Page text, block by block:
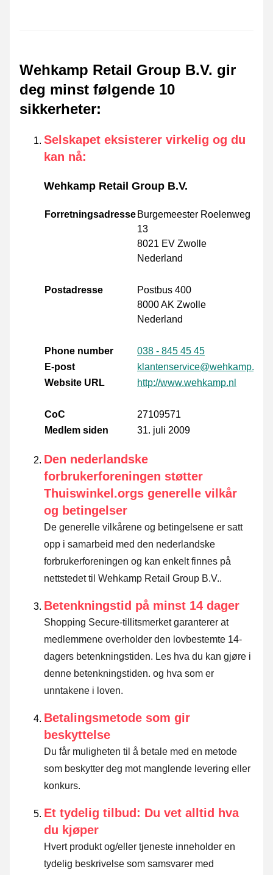
Wehkamp Retail Group B.V. gir
deg minst følgende 10
sikkerheter:
Selskapet eksisterer virkelig og du
kan nå:
Wehkamp Retail Group B.V.
Forretningsadresse Burgemeester Roelenweg
13
8021 EV Zwolle
Nederland
Postadresse
Postbus 400
8000 AK Zwolle
Nederland
Phone number
038 - 845 45 45
E-post
klantenservice@wehkamp.nl
Website URL
http://www.wehkamp.nl
CoC
27109571
Medlem siden
31. juli 2009
Den nederlandske
forbrukerforeningen støtter
Thuiswinkel.orgs generelle vilkår
og betingelser
De generelle vilkårene og betingelsene er satt
opp i samarbeid med den nederlandske
forbrukerforeningen og kan enkelt finnes på
nettstedet til Wehkamp Retail Group B.V..
Betenkningstid på minst 14 dager
Shopping Secure-tillitsmerket garanterer at
medlemmene overholder den lovbestemte 14-
dagers betenkningstiden. Les hva du kan gjøre i
denne betenkningstiden. og hva som er
unntakene i loven.
Betalingsmetode som gir
beskyttelse
Du får muligheten til å betale med en metode
som beskytter deg mot manglende levering eller
konkurs.
Et tydelig tilbud: Du vet alltid hva
du kjøper
Hvert produkt og/eller tjeneste inneholder en
tydelig beskrivelse som samsvarer med